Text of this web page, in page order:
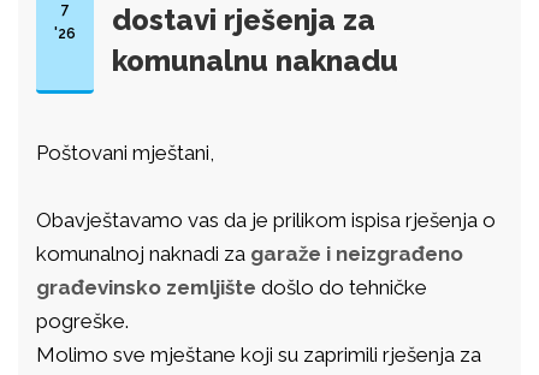
7
'26
dostavi rješenja za
komunalnu naknadu
Poštovani mještani,
Obavještavamo vas da je prilikom ispisa rješenja o
komunalnoj naknadi za garaže i neizgrađeno
građevinsko zemljište došlo do tehničke
pogreške.
Molimo sve mještane koji su zaprimili rješenja za